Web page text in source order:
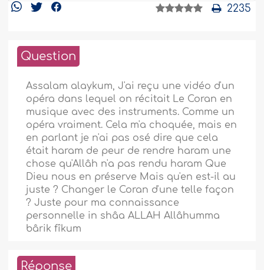
2235
Question
Assalam alaykum, J'ai reçu une vidéo d'un
opéra dans lequel on récitait Le Coran en
musique avec des instruments. Comme un
opéra vraiment. Cela m'a choquée, mais en
en parlant je n'ai pas osé dire que cela
était haram de peur de rendre haram une
chose qu'Allâh n'a pas rendu haram Que
Dieu nous en préserve Mais qu'en est-il au
juste ? Changer le Coran d'une telle façon
? Juste pour ma connaissance
personnelle in shâa ALLAH Allâhumma
bârik fîkum
Réponse